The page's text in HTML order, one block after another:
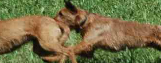
C-Wurf Welpentagebuch
07.08.2016
Heute haben wir den letzten Mini in
schwer. Sie haben soviel Freude und Leben in
Die Zucht